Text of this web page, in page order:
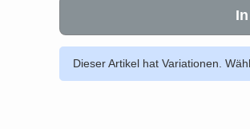
Dieser Artikel hat Variationen.